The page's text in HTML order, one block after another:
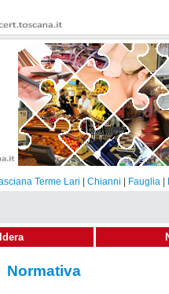
Terme Lari Chianni Fauglia
Normativa